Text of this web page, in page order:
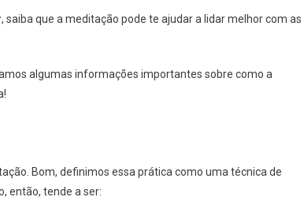
, saiba que a meditação pode te ajudar a lidar melhor com as
algumas informações importantes sobre como a
Bom, definimos essa prática como uma técnica de
então, tende a ser: